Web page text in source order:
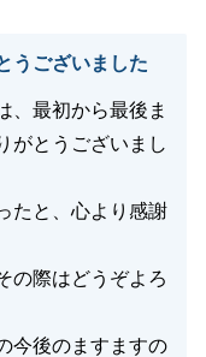
うございました
、最初から最後ま
がとうございまし
たと、心より感謝
の際はどうぞよろ
今後のますますの